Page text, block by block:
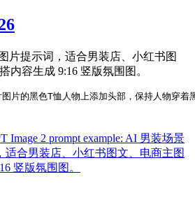
片提示词，适合男装店、小红书图
内容生成 9:16 竖版氛围图。
片的黑色T恤人物上添加头部，保持人物穿